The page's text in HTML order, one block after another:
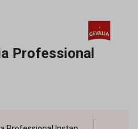
Professional